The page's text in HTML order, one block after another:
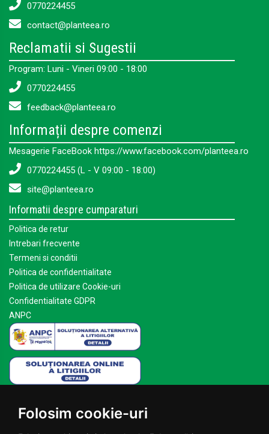
Folosim cookie-uri
0770224455
contact@planteea.ro
Reclamatii si Sugestii
Program: Luni - Vineri 09:00 - 18:00
0770224455
feedback@planteea.ro
Informații despre comenzi
Mesagerie FaceBook https://www.facebook.com/planteea.ro
0770224455 (L - V 09:00 - 18:00)
site@planteea.ro
Informatii despre cumparaturi
Politica de retur
Intrebari frecvente
Termeni si conditii
Politica de confidentialitate
Politica de utilizare Cookie-uri
Confidentialitate GDPR
ANPC
Acasa